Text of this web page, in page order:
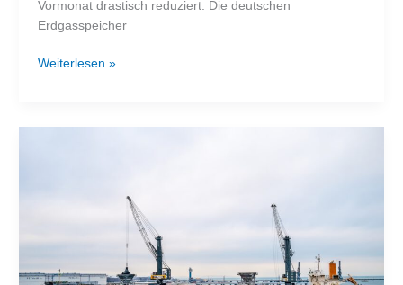
Vormonat drastisch reduziert. Die deutschen
Erdgasspeicher
Deutsche
Weiterlesen »